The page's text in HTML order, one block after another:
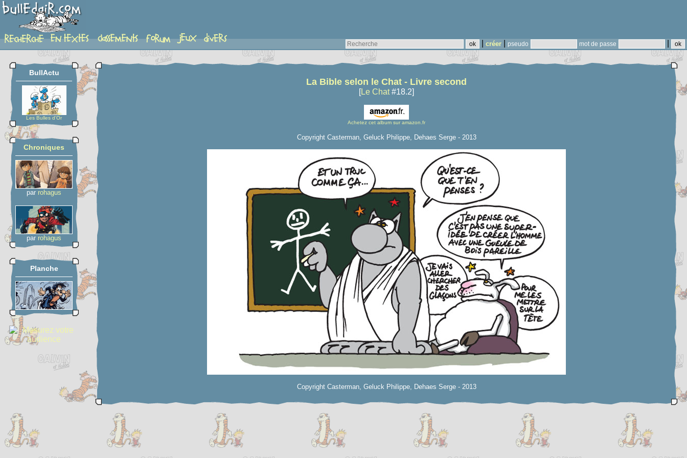
créer pseudo mot de passe
planche
BullActu
Les Bulles d'Or
Chroniques
par rohagus
par rohagus
Planche
La Bible selon le Chat - Livre second
[Le Chat#18.2]
Achetez cet album sur amazon.fr
Copyright Casterman, Geluck Philippe, Dehaes Serge - 2013
Copyright Casterman, Geluck Philippe, Dehaes Serge - 2013